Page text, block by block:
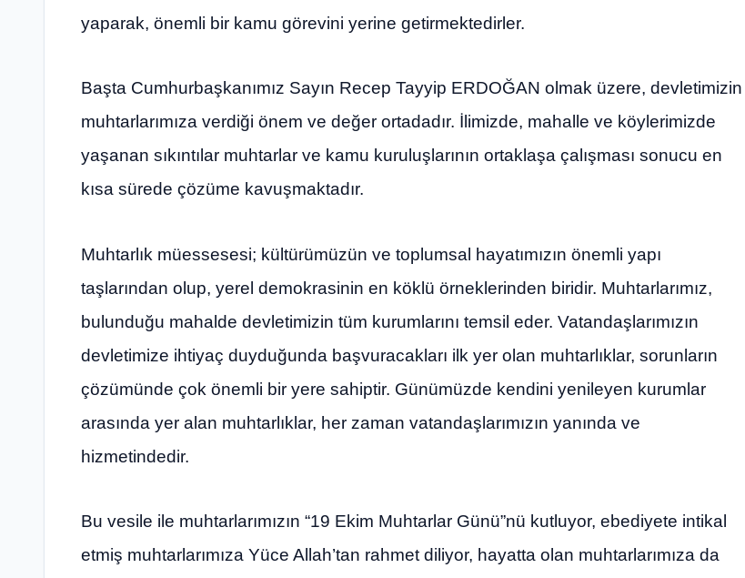
yaparak, önemli bir kamu görevini yerine getirmektedirler.
Başta Cumhurbaşkanımız Sayın Recep Tayyip ERDOĞAN olmak üzere, devletimizin
muhtarlarımıza verdiği önem ve değer ortadadır. İlimizde, mahalle ve köylerimizde
yaşanan sıkıntılar muhtarlar ve kamu kuruluşlarının ortaklaşa çalışması sonucu en
kısa sürede çözüme kavuşmaktadır.
Muhtarlık müessesesi; kültürümüzün ve toplumsal hayatımızın önemli yapı
taşlarından olup, yerel demokrasinin en köklü örneklerinden biridir. Muhtarlarımız,
bulunduğu mahalde devletimizin tüm kurumlarını temsil eder. Vatandaşlarımızın
devletimize ihtiyaç duyduğunda başvuracakları ilk yer olan muhtarlıklar, sorunların
çözümünde çok önemli bir yere sahiptir. Günümüzde kendini yenileyen kurumlar
arasında yer alan muhtarlıklar, her zaman vatandaşlarımızın yanında ve
hizmetindedir.
Bu vesile ile muhtarlarımızın “19 Ekim Muhtarlar Günü”nü kutluyor, ebediyete intikal
etmiş muhtarlarımıza Yüce Allah’tan rahmet diliyor, hayatta olan muhtarlarımıza da